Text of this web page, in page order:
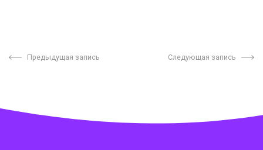
Предыдущая запись Следующая запись